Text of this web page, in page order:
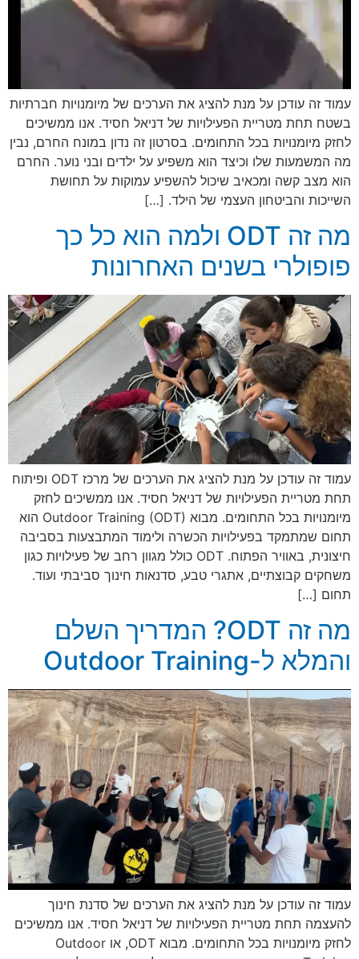
עמוד זה עודכן על מנת להציג את הערכים של מיומנויות חברתיות
בשטח תחת מטריית הפעילויות של דניאל חסיד. אנו ממשיכים
לחזק מיומנויות בכל התחומים. בסרטון זה נדון במונח החרם, נבין
מה המשמעות שלו וכיצד הוא משפיע על ילדים ובני נוער. החרם
הוא מצב קשה ומכאיב שיכול להשפיע עמוקות על תחושת
השייכות והביטחון העצמי של הילד. […]
מה זה ODT ולמה הוא כל כך
פופולרי בשנים האחרונות
עמוד זה עודכן על מנת להציג את הערכים של מרכז ODT ופיתוח
תחת מטריית הפעילויות של דניאל חסיד. אנו ממשיכים לחזק
מיומנויות בכל התחומים. מבוא Outdoor Training (ODT) הוא
תחום שמתמקד בפעילויות הכשרה ולימוד המתבצעות בסביבה
חיצונית, באוויר הפתוח. ODT כולל מגוון רחב של פעילויות כגון
משחקים קבוצתיים, אתגרי טבע, סדנאות חינוך סביבתי ועוד.
תחום […]
מה זה ODT? המדריך השלם
והמלא ל-Outdoor Training
עמוד זה עודכן על מנת להציג את הערכים של סדנת חינוך
להעצמה תחת מטריית הפעילויות של דניאל חסיד. אנו ממשיכים
לחזק מיומנויות בכל התחומים. מבוא ODT, או Outdoor